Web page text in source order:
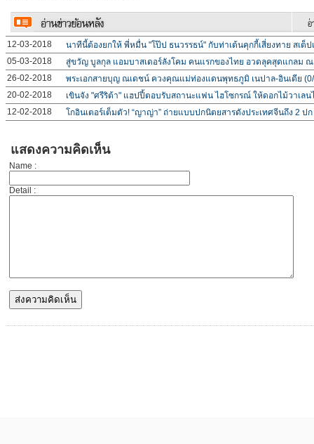
12-03-2018
นาทีนี้ต้องยกให้ พี่หมื่น "โป๊ป ธนวรรธน์" กับท่าเต้นคุกกี้เสี่ยงทาย สเต็ป
05-03-2018
สู่ขวัญ บูลกุล แอมบาสเดอร์ลังโคม คนแรกของไทย อวดลุคสุดแกลม ณ
26-02-2018
พระเอกสายบุญ ณเดชน์ ควงคุณแม่ท่องแดนพุทธภูมิ เนปาล-อินเดีย
20-02-2018
เขินจัง "ศรีริต้า" แฮปปี้ตอบรับสถานะแฟน ไฮโซกรณ์ ให้ดอกไม้วาเลน
12-02-2018
โกอินเตอร์เต็มตัว! “ญาญ่า” ถ่ายแบบปกนิตยสารดังประเทศจีนถึง 2 ป
แสดงความคิดเห็น
Name :
Detail :